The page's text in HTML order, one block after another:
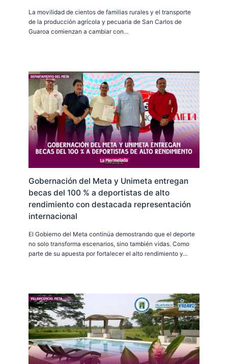
La movilidad de cientos de familias rurales y el transporte
de la producción agrícola y pecuaria de San Carlos de
Guaroa comienzan a cambiar con…
Gobernación del Meta y Unimeta entregan
becas del 100 % a deportistas de alto
rendimiento con destacada representación
internacional
El Gobierno del Meta continúa demostrando que el deporte
no solo transforma escenarios, sino también vidas. Como
parte de su apuesta por fortalecer el alto rendimiento y…